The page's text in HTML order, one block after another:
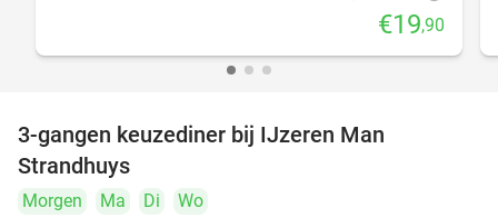
€19,90
3-gangen keuzediner bij IJzeren Man
Strandhuys
Morgen Ma Di
Wo